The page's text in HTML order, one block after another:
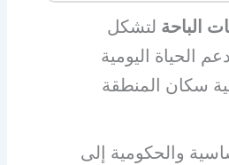
الباحة لتشكل
الحياة اليومية
سكان المنطقة
والحكومية إلى